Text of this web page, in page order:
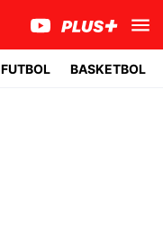
FUTBOL BASKETBOL